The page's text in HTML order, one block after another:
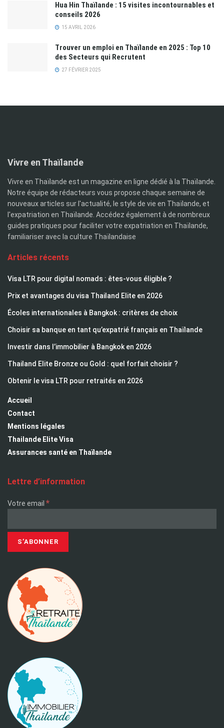
Hua Hin Thaïlande : 15 visites incontournables et
conseils 2026
15 AVRIL 2026
Trouver un emploi en Thaïlande en 2025 : Top 10
des Secteurs qui Recrutent
27 FÉVRIER 2025
Vivre en Thaïlande
Vivre en Thaïlande est un magazine en ligne dédié à la Thaïlande.
Notre équipe de rédacteurs vous propose chaque semaine de
nouveaux articles sur l'actualité, le style de vie en Thaïlande, et
l'expatriation en Thaïlande. Accédez également à de nombreux
guides pratiques pour faciliter votre expatriation en Thaïlande,
familiariser avec la culture Thaïlandaise
Articles récents
Visa LTR pour digital nomads : êtes-vous éligible ?
Prix et avantages du visa Thailand Elite en 2026
Écoles internationales à Bangkok : critères de choix
Choisir sa banque en tant qu’expatrié français en Thaïlande
Investir dans l’immobilier à Bangkok en 2026
Thailand Elite Bronze ou Gold : quel forfait choisir ?
Obtenir le visa LTR pour retraités en 2026
Accueil
Contact
Mentions légales
Thailande Elite Visa
Assurances santé en Thaïlande
Lettre d’information
Votre email *